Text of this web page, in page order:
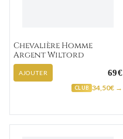
Chevalière Homme
Argent Wiltord
AJOUTER 69€
CLUB 34,50€ →